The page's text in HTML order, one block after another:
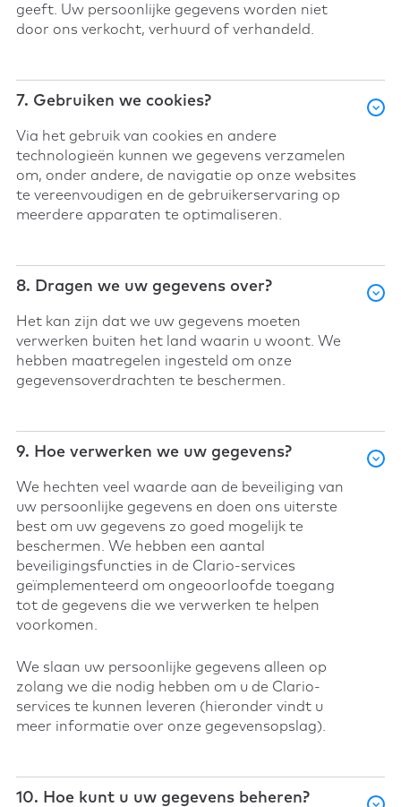
geeft. Uw persoonlijke gegevens worden niet
door ons verkocht, verhuurd of verhandeld.
7. Gebruiken we cookies?
Via het gebruik van cookies en andere
technologieën kunnen we gegevens verzamelen
om, onder andere, de navigatie op onze websites
te vereenvoudigen en de gebruikerservaring op
meerdere apparaten te optimaliseren.
8. Dragen we uw gegevens over?
Het kan zijn dat we uw gegevens moeten
verwerken buiten het land waarin u woont. We
hebben maatregelen ingesteld om onze
gegevensoverdrachten te beschermen.
9. Hoe verwerken we uw gegevens?
We hechten veel waarde aan de beveiliging van
uw persoonlijke gegevens en doen ons uiterste
best om uw gegevens zo goed mogelijk te
beschermen. We hebben een aantal
beveiligingsfuncties in de Clario-services
geïmplementeerd om ongeoorloofde toegang
tot de gegevens die we verwerken te helpen
voorkomen.
We slaan uw persoonlijke gegevens alleen op
zolang we die nodig hebben om u de Clario-
services te kunnen leveren (hieronder vindt u
meer informatie over onze gegevensopslag).
10. Hoe kunt u uw gegevens beheren?